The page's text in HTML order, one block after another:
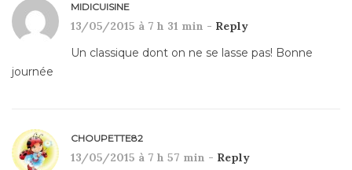
MIDICUISINE
13/05/2015 à 7 h 31 min - Reply
Un classique dont on ne se lasse pas! Bonne
journée
CHOUPETTE82
13/05/2015 à 7 h 57 min - Reply